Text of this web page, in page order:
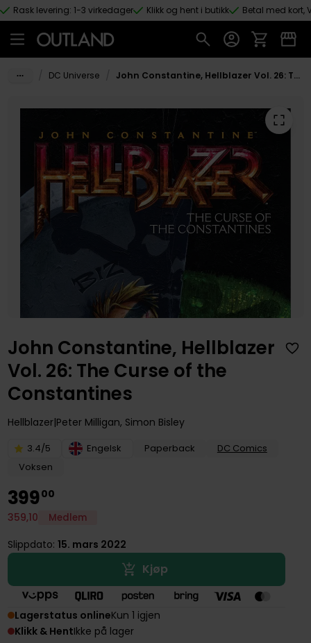
Hopp til hovedinnhold
Rask levering: 1-3 virkedager Klikk og hent i butikk Betal med kort,
DC Universe John Constantine, Hellblazer Vol. 26: The Curse of the Constantines
John Constantine, Hellblazer
Vol. 26: The Curse of the
Constantines
Hellblazer Peter Milligan, Simon Bisley
3.4/5 Engelsk Paperback
DC Comics
Voksen
39900
359,10 Medlem
Slippdato: 15. mars 2022
Kjøp
Lagerstatus onlineKun 1 igjen
Klikk & HentIkke på lager